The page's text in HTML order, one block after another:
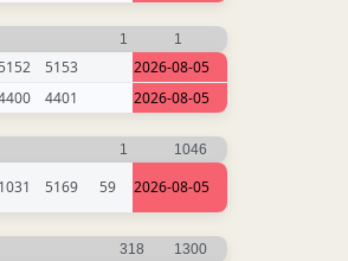
1 1
5153
2026-08-05
4401 2026-08-05
1 1046
1031 5169 59 2026-08-05
318 1300